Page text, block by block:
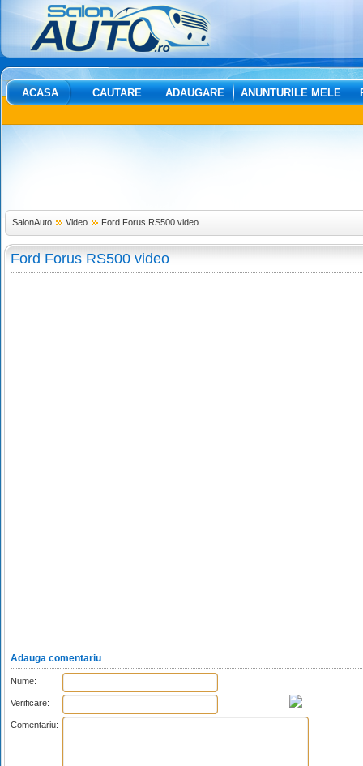
ACASA CAUTARE ADAUGARE ANUNTURILE MELE
SalonAuto Video Ford Forus RS500 video
Ford Forus RS500 video
Adauga comentariu
Nume:
Verificare:
Comentariu: